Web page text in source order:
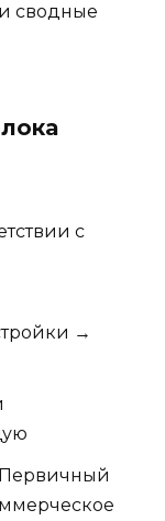
сводные
с
→